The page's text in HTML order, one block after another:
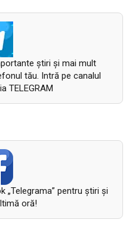
știri și mai mult
tău. Intră pe canalul
TELEGRAM
„Telegrama” pentru ştiri şi
oră!